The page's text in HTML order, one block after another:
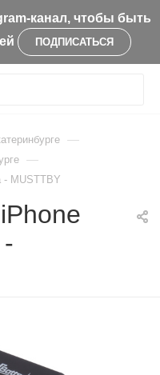
канал, чтобы быть
ПОДПИСАТЬСЯ
—
—
MUSTTBY